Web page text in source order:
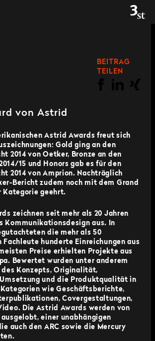
BEITRAG
TEILEN
von Astrid
Astrid Awards freut sich
Gold ging an den
2014 von Oetker, Bronze an den
15 und Honors gab es für den
2014 von Amprion. Nachträglich
Bericht zudem noch mit dem Grand
Kategorie geehrt.
zeichnen seit mehr als 20 Jahren
Kommunikationsdesign aus. In
die mehr als 50
hunderte Einreichungen aus
Preise erhielten Projekte aus
Bewertet wurden unter anderem
Konzepts, Originalität,
und die Produktqualität in
wie Geschäftsberichte,
Covergestaltungen,
Die Astrid Awards werden von
ausgelobt, einer unabhängigen
auch den ARC sowie die Mercury